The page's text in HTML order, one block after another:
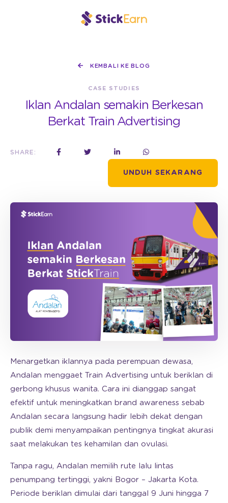
KEMBALI KE BLOG
CASE STUDIES
Iklan Andalan semakin Berkesan
Berkat Train Advertising
SHARE:
UNDUH SEKARANG
Menargetkan iklannya pada perempuan dewasa,
Andalan menggaet Train Advertising untuk beriklan di
gerbong khusus wanita. Cara ini dianggap sangat
efektif untuk meningkatkan brand awareness sebab
Andalan secara langsung hadir lebih dekat dengan
publik demi menyampaikan pentingnya tingkat akurasi
saat melakukan tes kehamilan dan ovulasi.
Tanpa ragu, Andalan memilih rute lalu lintas
penumpang tertinggi, yakni Bogor – Jakarta Kota.
Periode beriklan dimulai dari tanggal 9 Juni hingga 7